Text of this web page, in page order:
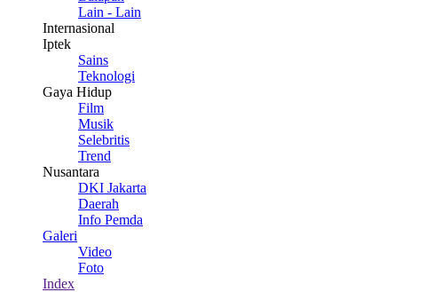
Lain - Lain
Internasional
Iptek
Sains
Teknologi
Gaya Hidup
Film
Musik
Selebritis
Trend
Nusantara
DKI Jakarta
Daerah
Info Pemda
Galeri
Video
Foto
Index